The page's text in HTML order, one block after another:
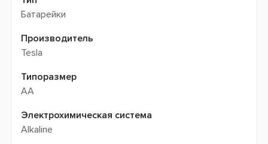
Батарейки
Производитель
Tesla
Типоразмер
АА
Электрохимическая система
Alkaline